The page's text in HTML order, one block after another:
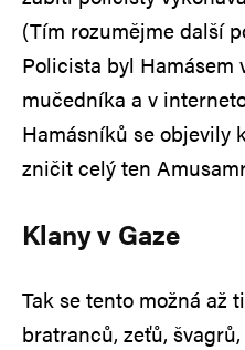
(Tím rozumějme další
Policista byl Hamásem
mučedníka a v
Hamásníků se objevily
zničit celý ten
Klany v Gaze
Tak se tento možná až
bratranců, zeťů,